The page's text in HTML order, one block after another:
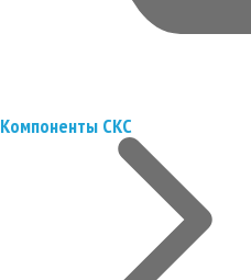
Компоненты СКС